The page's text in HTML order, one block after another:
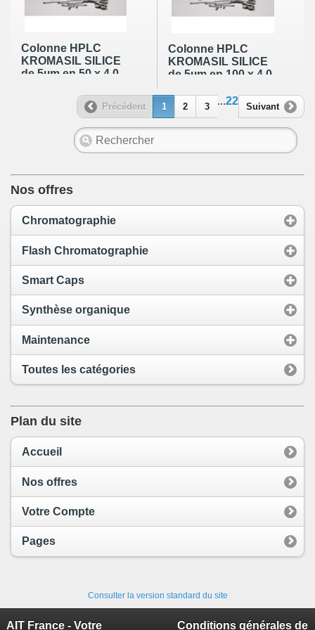
Colonne HPLC
KROMASIL SILICE
de 5µm en 50 x 4,0
Colonne HPLC
KROMASIL SILICE
de 5µm en 100 x 4,0
Précédent 1 2 3
...22
Suivant
Nos offres
Chromatographie
Flash Chromatographie
Smart Caps
Synthèse organique
Maintenance
Toutes les catégories
Plan du site
Accueil
Nos offres
Votre Compte
Pages
Consulter la version standard du site
AIT France - Votre Conditions générales de